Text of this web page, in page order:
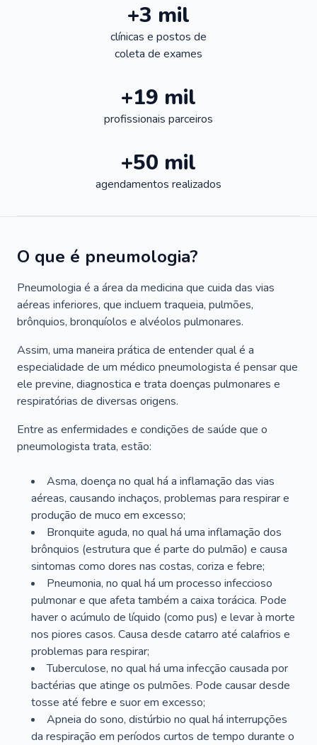
+3 mil
clínicas e postos de
coleta de exames
+19 mil
profissionais parceiros
+50 mil
agendamentos realizados
O que é pneumologia?
Pneumologia é a área da medicina que cuida das vias
aéreas inferiores, que incluem traqueia, pulmões,
brônquios, bronquíolos e alvéolos pulmonares.
Assim, uma maneira prática de entender qual é a
especialidade de um médico pneumologista é pensar que
ele previne, diagnostica e trata doenças pulmonares e
respiratórias de diversas origens.
Entre as enfermidades e condições de saúde que o
pneumologista trata, estão:
Asma, doença no qual há a inflamação das vias
aéreas, causando inchaços, problemas para respirar e
produção de muco em excesso;
Bronquite aguda, no qual há uma inflamação dos
brônquios (estrutura que é parte do pulmão) e causa
sintomas como dores nas costas, coriza e febre;
Pneumonia, no qual há um processo infeccioso
pulmonar e que afeta também a caixa torácica. Pode
haver o acúmulo de líquido (como pus) e levar à morte
nos piores casos. Causa desde catarro até calafrios e
problemas para respirar;
Tuberculose, no qual há uma infecção causada por
bactérias que atinge os pulmões. Pode causar desde
tosse até febre e suor em excesso;
Apneia do sono, distúrbio no qual há interrupções
da respiração em períodos curtos de tempo durante o